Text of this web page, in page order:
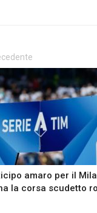
amaro per il
la corsa scudetto